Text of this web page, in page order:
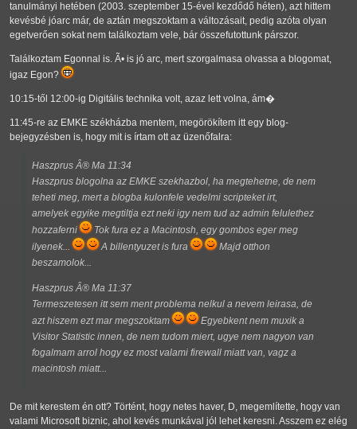
tanulmányi hetében (2003. szeptember 15-ével kezdődő héten), azt hittem
kevésbé jóarc már, de aztán megszoktam a változásait, pedig azóta olyan
egetverően sokat nem találkoztam vele, bár összefutottunk párszor.
Találkoztam Egonnal is. Ã• is jó arc, mert szorgalmasa olvassa a blogomat,
igaz Egon?
10:15-től 12:00-ig Digitális technika volt, azaz lett volna, ám�
11:45-re az EMKE székházba mentem, megörökítem itt egy blog-
bejegyzésben is, hogy mit is írtam ott az üzenőfalra:
Haszprus Â® Ma 11:34
Haszprus blogolna az EMKE szekhazbol, ha megtehetne, de nem
teheti meg, mert a blogba kulonfele vedelmi scripteket irt,
amelyek egyike megtiltja ezt neki igy nem tud az admin felulethez
hozzaferni
Tok fura ez a Macintosh, egy gombos eger meg
ilyenek...
A billentyuzet is fura
Majd otthon
beszamolok...
Haszprus Â® Ma 11:37
Termeszetesen itt sem ment problema nelkul a nevem leirasa, de
azt hiszem ezt mar megszoktam
Egyebkent nem muxik a
Visitor Statistic innen, de nem tudom miert, ugye nem nagyon van
fogalmam arrol hogy ez most valami firewall miatt van, vagz a
macintosh miatt...
De mit kerestem én ott? Történt, hogy netes haver, D, megemlítette, hogy van
valami Microsoft biznic, ahol kevés munkával jól lehet keresni. Asszem ez elég